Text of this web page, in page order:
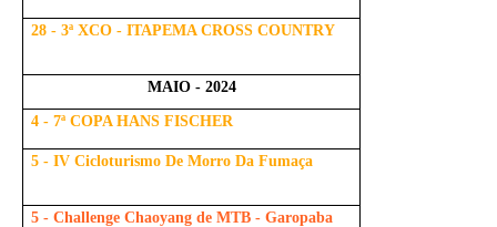
28 - 3ª XCO - ITAPEMA CROSS COUNTRY
MAIO - 2024
4 - 7ª COPA HANS FISCHER
5 - IV Cicloturismo De Morro Da Fumaça
5 - Challenge Chaoyang de MTB - Garopaba